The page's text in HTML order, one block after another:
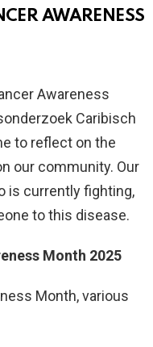
AWARENESS
Awareness
Caribisch
to reflect on the
our community. Our
is currently fighting,
to this disease.
Month 2025
Month, various